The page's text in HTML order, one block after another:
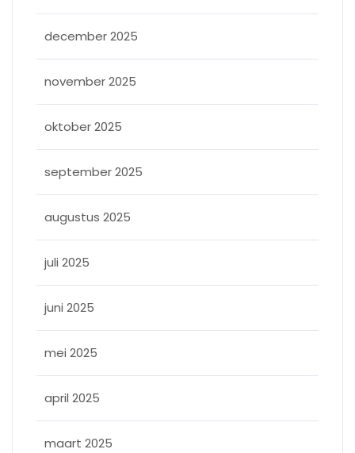
december 2025
november 2025
oktober 2025
september 2025
augustus 2025
juli 2025
juni 2025
mei 2025
april 2025
maart 2025